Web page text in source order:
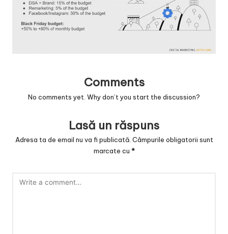
in
Comments
No comments yet. Why don’t you start the discussion?
Lasă un răspuns
Adresa ta de email nu va fi publicată. Câmpurile obligatorii sunt
marcate cu *